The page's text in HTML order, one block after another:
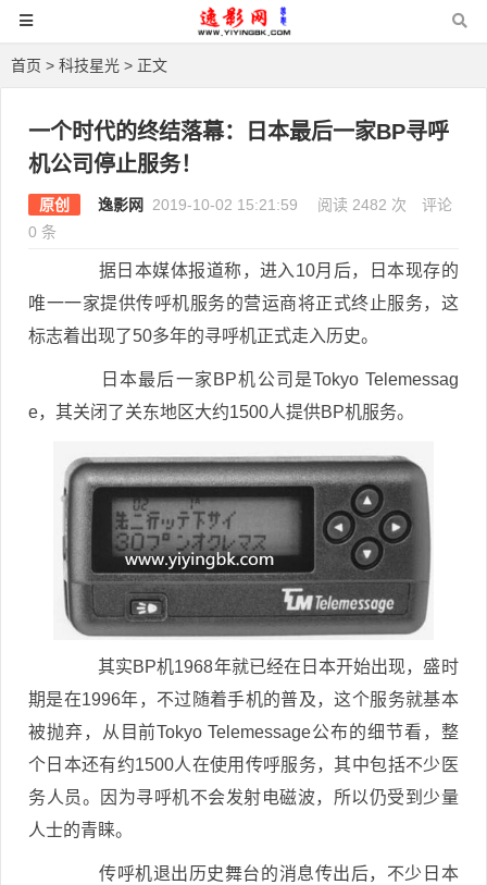
首页 > 科技星光 > 正文
一个时代的终结落幕：日本最后一家BP寻呼
机公司停止服务！
原创 逸影网 2019-10-02 15:21:59 阅读 2482 次
评论
0 条
据日本媒体报道称，进入10月后，日本现存的
唯一一家提供传呼机服务的营运商将正式终止服务，这
标志着出现了50多年的寻呼机正式走入历史。
日本最后一家BP机公司是Tokyo Telemessag
e，其关闭了关东地区大约1500人提供BP机服务。
其实BP机1968年就已经在日本开始出现，盛时
期是在1996年，不过随着手机的普及，这个服务就基本
被抛弃，从目前Tokyo Telemessage公布的细节看，整
个日本还有约1500人在使用传呼服务，其中包括不少医
务人员。因为寻呼机不会发射电磁波，所以仍受到少量
人士的青睐。
传呼机退出历史舞台的消息传出后，不少日本